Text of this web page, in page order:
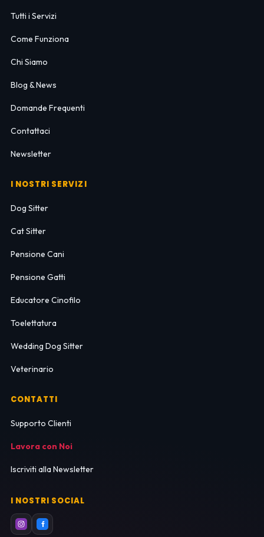
Tutti i Servizi
Come Funziona
Chi Siamo
Blog & News
Domande Frequenti
Contattaci
Newsletter
I NOSTRI SERVIZI
Dog Sitter
Cat Sitter
Pensione Cani
Pensione Gatti
Educatore Cinofilo
Toelettatura
Wedding Dog Sitter
Veterinario
CONTATTI
Supporto Clienti
Lavora con Noi
Iscriviti alla Newsletter
I NOSTRI SOCIAL